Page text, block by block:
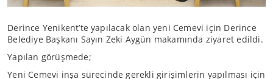
Derince Yenikent’te yapılacak olan yeni Cemevi için Derince
Belediye Başkanı Sayın Zeki Aygün makamında ziyaret edildi.
Yapılan görüşmede;
Yeni Cemevi inşa sürecinde gerekli girişimlerin yapılması için